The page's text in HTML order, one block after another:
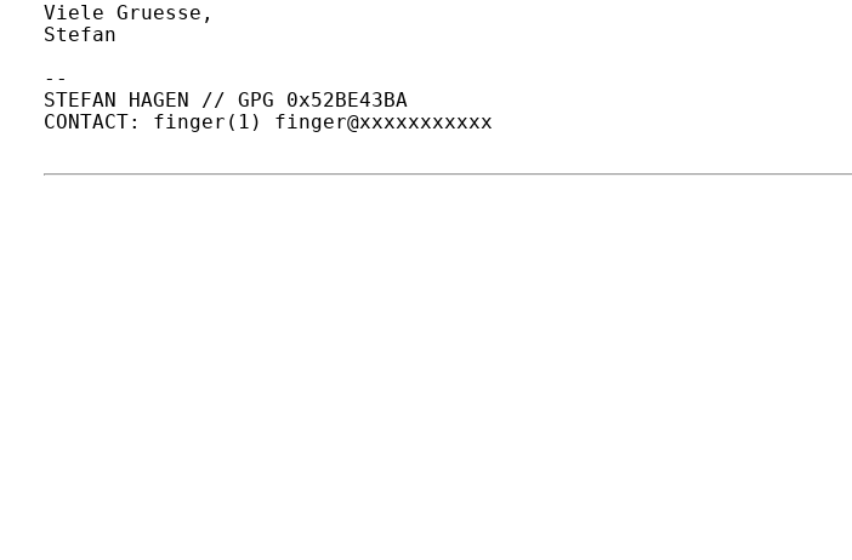
Viele Gruesse,
Stefan
--
STEFAN HAGEN // GPG 0x52BE43BA
CONTACT: finger(1) finger@xxxxxxxxxxx